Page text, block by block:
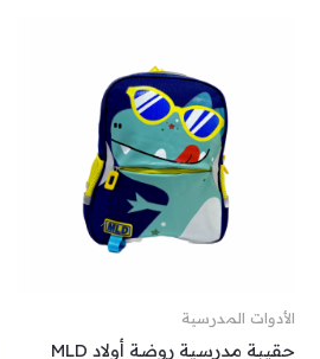
الأدوات المدرسية
حقيبة مدرسية روضة أولاد MLD